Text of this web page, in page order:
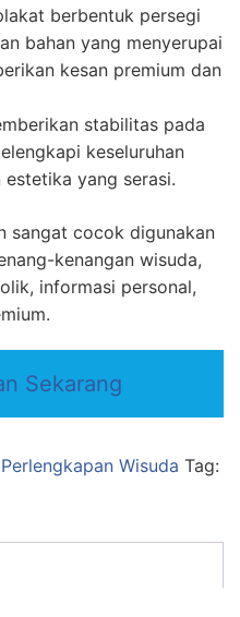
berbentuk persegi
bahan yang menyerupai
kesan premium dan
stabilitas pada
keseluruhan
estetika yang serasi.
sangat cocok digunakan
kenangan wisuda,
informasi personal,
Sekarang
Perlengkapan Wisuda Tag: